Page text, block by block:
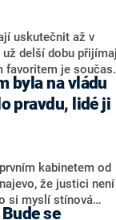
senátorů ODS
s odchodem
Naše Česko není
uskutečnit až v
už delší dobu
favoritem je
ním pak bookmakeři
tedy premiéra
Karla Havlíčka.
je poslanec za
Kubáček nicméně
ze zmíněné trojice
koalice dosud
konkurovat.
byla na vládu
pravdu, lidé ji
kabinetem od
že justici není
si myslí stínová
Decroix. V